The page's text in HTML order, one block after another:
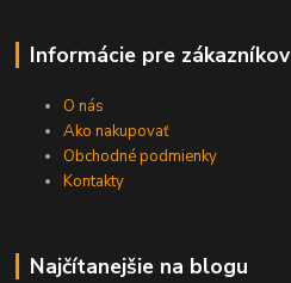
Informácie pre zákazníkov
O nás
Ako nakupovať
Obchodné podmienky
Kontakty
Najčítanejšie na blogu